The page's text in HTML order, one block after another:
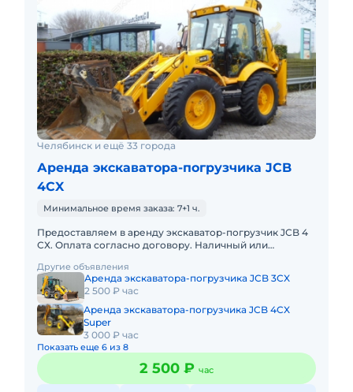
Челябинск и ещё 33 города
Аренда экскаватора-погрузчика JCB
4CX
Минимальное время заказа: 7+1 ч.
Предоставляем в аренду экскаватор-погрузчик JCB 4
СХ. Оплата согласно договору. Наличный или
предусмотрены скидки. Так
Другие объявления
Аренда экскаватора-погрузчика JCB 3CX
2 500 ₽ час
Аренда экскаватора-погрузчика JCB 4CX
Super
3 000 ₽ час
Показать еще 6 из 8
2 500 ₽ час